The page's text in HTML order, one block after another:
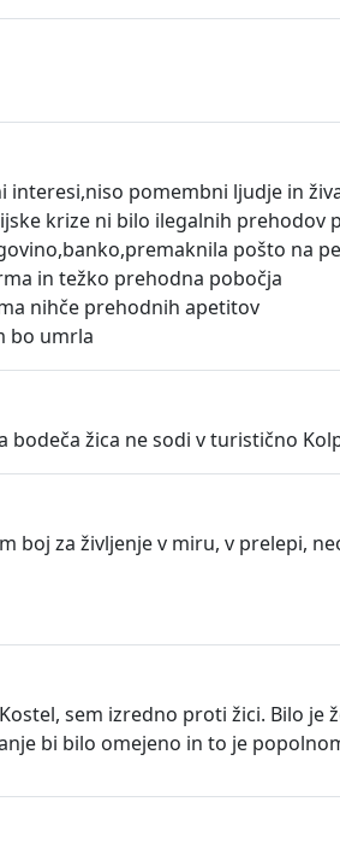
interesi,niso pomembni ljudje in
krize ni bilo ilegalnih
pošto na
in težko prehodna pobočja
nihče prehodnih apetitov
bo umrla
bodeča žica ne sodi v turistično
boj za življenje v miru, v prelepi,
sem izredno proti žici. Bilo
bi bilo omejeno in to je